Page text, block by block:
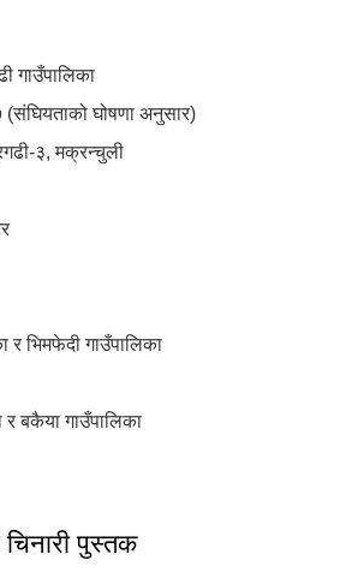
गाउँपालिका
घोषणा अनुसार)
३, मक्रन्चुली
र भिमफेदी गाउँपालिका
र बकैया गाउँपालिका
पुस्तक